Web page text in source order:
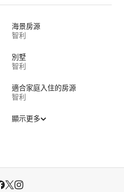
海景房源
智利
別墅
智利
適合家庭入住的房源
智利
顯示更多